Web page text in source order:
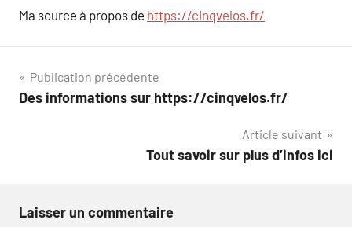
Ma source à propos de https://cinqvelos.fr/
Navigation
de
Publication précédente
Des informations sur https://cinqvelos.fr/
Article suivant
Tout savoir sur plus d’infos ici
Laisser un commentaire